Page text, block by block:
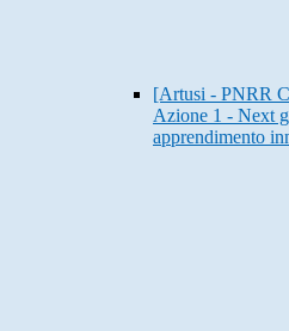
[Artusi - PNRR
Azione 1 - Next
apprendimento